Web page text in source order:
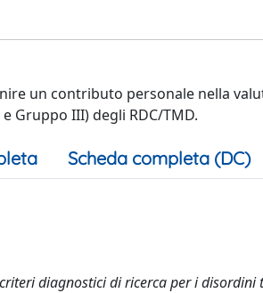
un contributo personale nella
Gruppo III) degli RDC/TMD.
Scheda completa (DC)
diagnostici di ricerca per i